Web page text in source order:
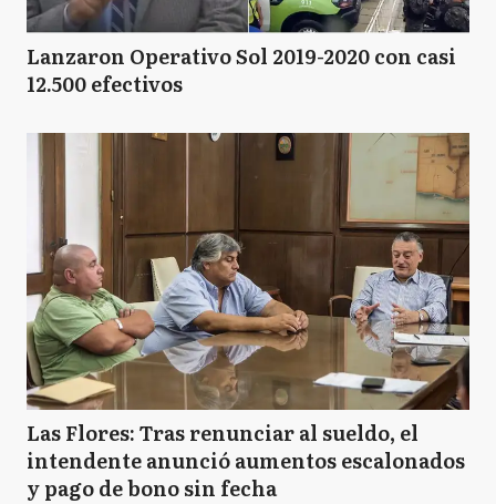
Lanzaron Operativo Sol 2019-2020 con casi
12.500 efectivos
Las Flores: Tras renunciar al sueldo, el
intendente anunció aumentos escalonados
y pago de bono sin fecha